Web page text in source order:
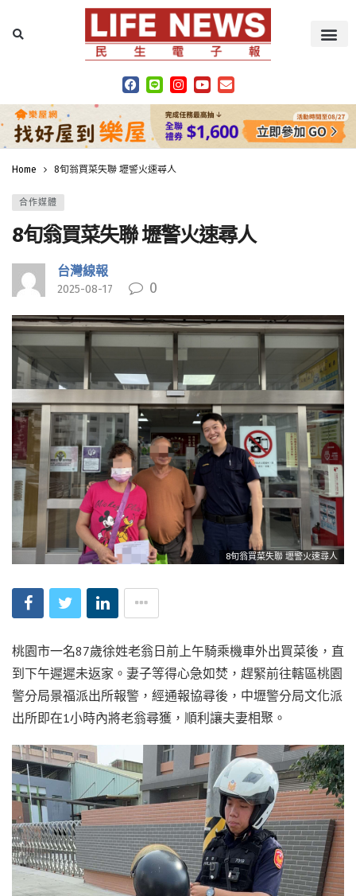
Home 8旬翁買菜失聯 壢警火速尋人
合作媒體
8旬翁買菜失聯 壢警火速尋人
台灣線報
2025-08-17 0
8旬翁買菜失聯 壢警火速尋人
桃園市一名87歲徐姓老翁日前上午騎乘機車外出買菜後，直
到下午遲遲未返家。妻子等得心急如焚，趕緊前往轄區桃園
警分局景福派出所報警，經通報協尋後，中壢警分局文化派
出所即在1小時內將老翁尋獲，順利讓夫妻相聚。